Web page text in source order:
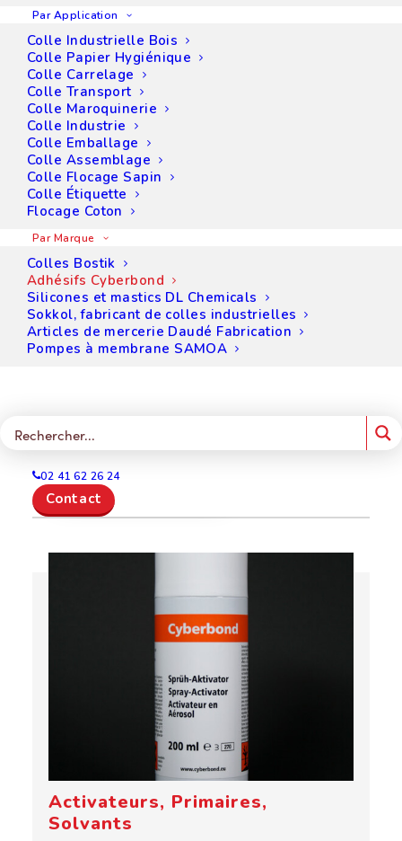
Par Application
Colle Industrielle Bois
Colle Papier Hygiénique
Colle Carrelage
Colle Transport
Colle Maroquinerie
Colle Industrie
Colle Emballage
Colle Assemblage
Colle Flocage Sapin
Colle Étiquette
Flocage Coton
Par Marque
Colles Bostik
Adhésifs Cyberbond
Silicones et mastics DL Chemicals
Sokkol, fabricant de colles industrielles
Articles de mercerie Daudé Fabrication
Pompes à membrane SAMOA
02 41 62 26 24
Contact
Matériel et équipement de
dosage
Vous pourrez vous y procurer aussi du matériel
et des équipements de dosages. Les doseurs
Voir le produit
Demander un devis
Activateurs, Primaires,
Solvants